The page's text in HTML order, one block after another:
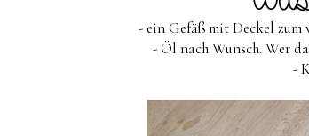
- ein Gefäß mit Deckel zum
- Öl nach Wunsch. Wer
-